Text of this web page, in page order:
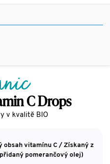
C Drops
v kvalitě BIO
obsah vitamínu C / Získaný z
pomerančový olej)